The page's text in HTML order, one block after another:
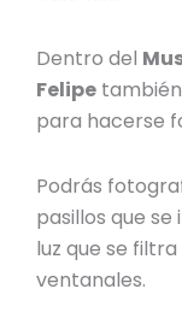
Dentro del
Felipe
para hacerse
Podrás
pasillos que
luz que se
ventanales.